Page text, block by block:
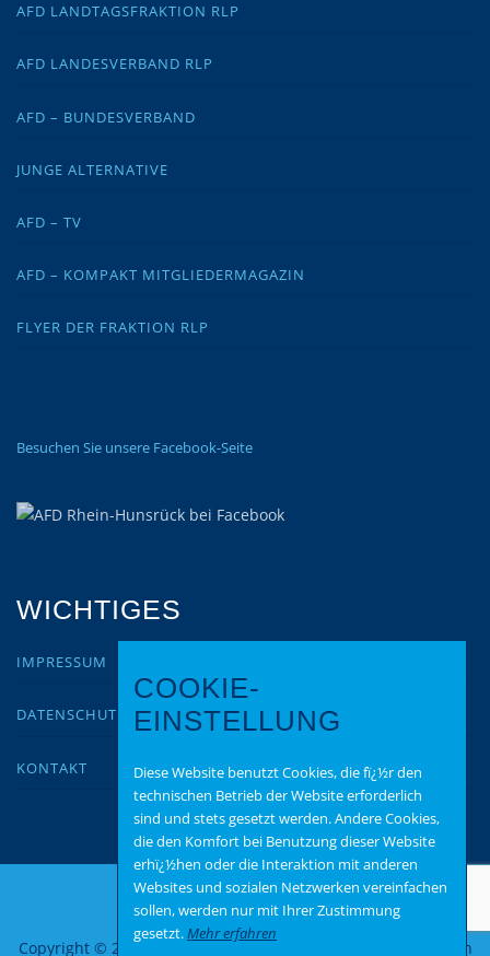
AFD LANDTAGSFRAKTION RLP
AFD LANDESVERBAND RLP
AFD – BUNDESVERBAND
JUNGE ALTERNATIVE
AFD – TV
AFD – KOMPAKT MITGLIEDERMAGAZIN
FLYER DER FRAKTION RLP
Besuchen Sie unsere Facebook-Seite
WICHTIGES
IMPRESSUM
DATENSCHUTZ
KONTAKT
Copyright © 2026 AfD-Rhein-Hunsrück Theme von
COOKIE-
EINSTELLUNG
Diese Website benutzt Cookies, die fï¿½r den
technischen Betrieb der Website erforderlich
sind und stets gesetzt werden. Andere Cookies,
die den Komfort bei Benutzung dieser Website
erhï¿½hen oder die Interaktion mit anderen
Websites und sozialen Netzwerken vereinfachen
sollen, werden nur mit Ihrer Zustimmung
gesetzt.Mehr erfahren